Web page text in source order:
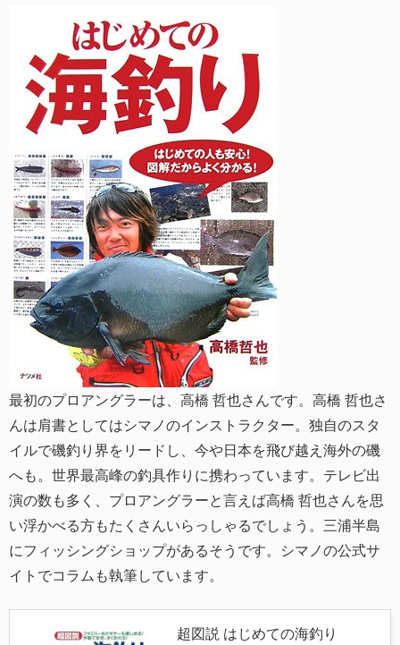
最初のプロアングラーは、高橋 哲也さんです。高橋 哲也さ
んは肩書としてはシマノのインストラクター。独自のスタ
イルで磯釣り界をリードし、今や日本を飛び越え海外の磯
へも。世界最高峰の釣具作りに携わっています。テレビ出
演の数も多く、プロアングラーと言えば高橋 哲也さんを思
い浮かべる方もたくさんいらっしゃるでしょう。三浦半島
にフィッシングショップがあるそうです。シマノの公式サ
イトでコラムも執筆しています。
超図説 はじめての海釣り